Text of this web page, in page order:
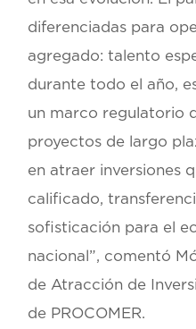
diferenciadas para
agregado: talento
durante todo el año,
un marco regulatorio
proyectos de largo
en atraer inversiones
calificado,
sofisticación para el
nacional”, comentó
de Atracción de
de PROCOMER.